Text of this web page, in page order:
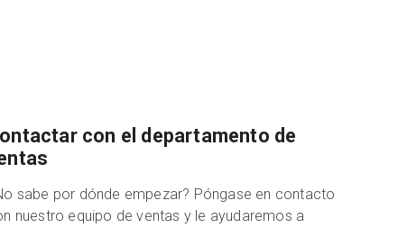
con el departamento de
sabe por dónde empezar? Póngase en contacto
nuestro equipo de ventas y le ayudaremos a